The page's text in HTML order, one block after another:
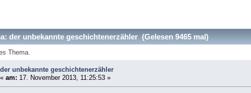
der unbekannte geschichtenerzähler (Gelesen 9465 mal)
Thema.
der unbekannte geschichtenerzähler
«am: 17. November 2013, 11:25:53 »